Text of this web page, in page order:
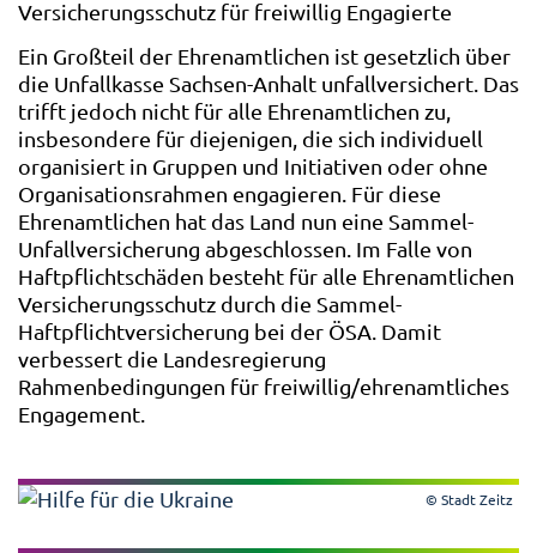
Versicherungsschutz für freiwillig Engagierte
Ein Großteil der Ehrenamtlichen ist gesetzlich über
die Unfallkasse Sachsen-Anhalt unfallversichert. Das
trifft jedoch nicht für alle Ehrenamtlichen zu,
insbesondere für diejenigen, die sich individuell
organisiert in Gruppen und Initiativen oder ohne
Organisationsrahmen engagieren. Für diese
Ehrenamtlichen hat das Land nun eine Sammel-
Unfallversicherung abgeschlossen. Im Falle von
Haftpflichtschäden besteht für alle Ehrenamtlichen
Versicherungsschutz durch die Sammel-
Haftpflichtversicherung bei der ÖSA. Damit
verbessert die Landesregierung
Rahmenbedingungen für freiwillig/ehrenamtliches
Engagement.
© Stadt Zeitz